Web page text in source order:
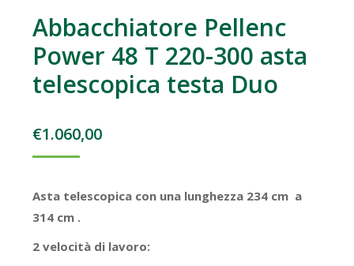
Abbacchiatore Pellenc
Power 48 T 220-300 asta
telescopica testa Duo
€1.060,00
Asta telescopica con una lunghezza 234 cm a
314 cm .
2 velocità di lavoro: